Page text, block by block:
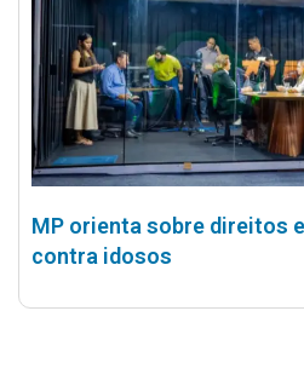
MP orienta sobre direitos
contra idosos